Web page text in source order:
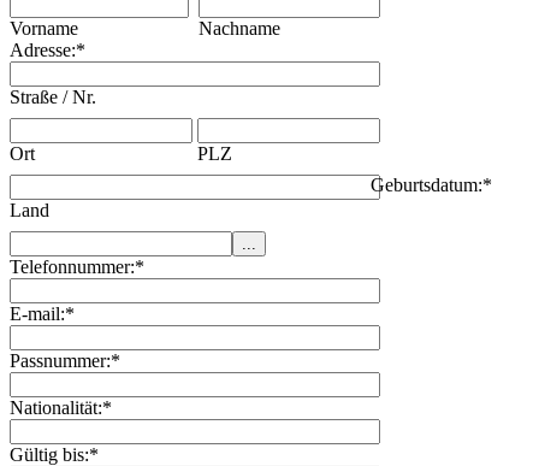
Vorname
Nachname
Adresse:*
Straße / Nr.
Ort PLZ
Land
Geburtsdatum:*
Telefonnummer:*
E-mail:*
Passnummer:*
Nationalität:*
Gültig bis:*